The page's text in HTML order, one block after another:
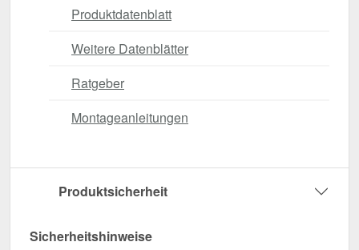
Produktdatenblatt
Weitere Datenblätter
Ratgeber
Montageanleitungen
Produktsicherheit
Sicherheitshinweise